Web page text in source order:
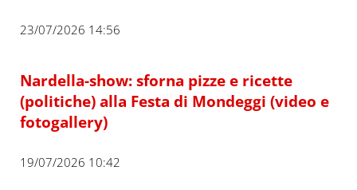
23/07/2026 14:56
Nardella-show: sforna pizze e ricette
(politiche) alla Festa di Mondeggi (video e
fotogallery)
19/07/2026 10:42